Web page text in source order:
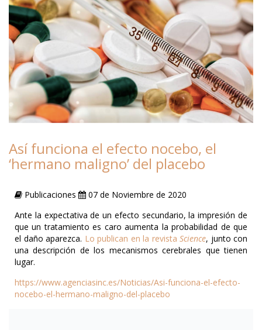
Así funciona el efecto nocebo, el
‘hermano maligno’ del placebo
Publicaciones
07 de Noviembre de 2020
Ante la expectativa de un efecto secundario, la impresión de
que un tratamiento es caro aumenta la probabilidad de que
el daño aparezca. Lo publican en la revista Science, junto con
una descripción de los mecanismos cerebrales que tienen
lugar.
https://www.agenciasinc.es/Noticias/Asi-funciona-el-efecto-
nocebo-el-hermano-maligno-del-placebo